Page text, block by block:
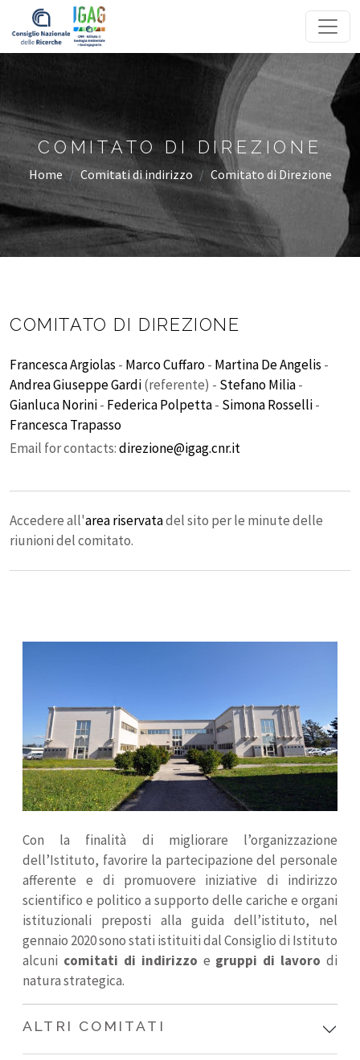
Homepage
COMITATO DI DIREZIONE
Home Comitati di indirizzo Comitato di Direzione
COMITATO DI DIREZIONE
Francesca Argiolas - Marco Cuffaro- Martina De Angelis -
Andrea Giuseppe Gardi(referente) - Stefano Milia-
Gianluca Norini- Federica Polpetta- Simona Rosselli-
Francesca Trapasso
Email for contacts:direzione@igag.cnr.it
Accedere all'area riservatadel sito per le minute delle
riunioni del comitato.
Con la finalità di migliorare l’organizzazione
dell’Istituto, favorire la partecipazione del personale
afferente e di promuovere iniziative di indirizzo
scientifico e politico a supporto delle cariche e organi
istituzionali preposti alla guida dell’istituto, nel
gennaio 2020 sono stati istituiti dal Consiglio di Istituto
alcuni comitati di indirizzo e gruppi di lavoro di
natura strategica.
ALTRI COMITATI